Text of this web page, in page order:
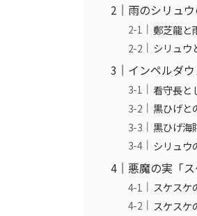
雨のシリュ
鄭芝龍と
シリュウ
インペルダ
看守長と
黒ひげと
黒ひげ海
シリュウ
悪魔の実「
スケスケ
スケスケ